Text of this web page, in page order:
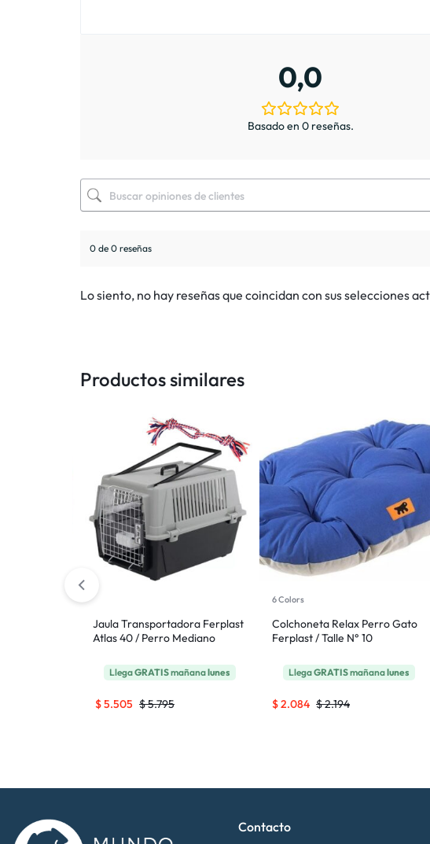
0,0
Basado en 0 reseñas.
0 de 0 reseñas
Lo siento, no hay reseñas que coincidan con sus selecciones
Productos similares
Jaula Transportadora Ferplast
Atlas 40 / Perro Mediano
LlegaGRATISmañanalunes
$5.795
$5.505
6 Colors
Colchoneta Relax Perro Gato
Ferplast / Talle N° 10
LlegaGRATISmañanalunes
$2.194
$2.084
Contacto